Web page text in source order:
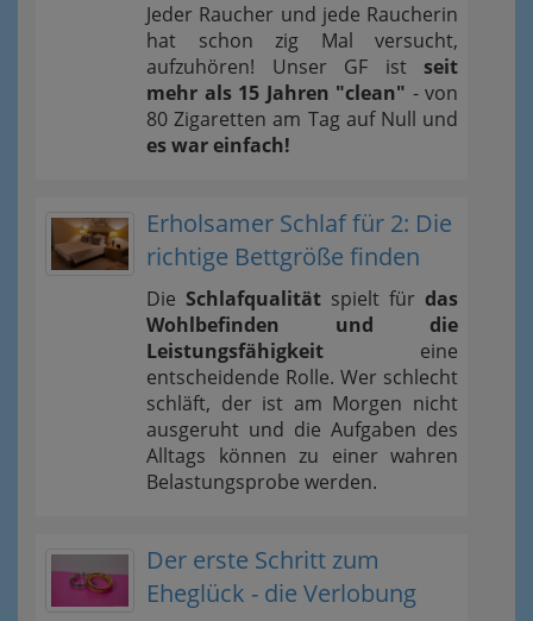
Jeder Raucher und jede Raucherin
hat schon zig Mal versucht,
aufzuhören! Unser GF ist seit
mehr als 15 Jahren "clean" - von
80 Zigaretten am Tag auf Null und
es war einfach!
Erholsamer Schlaf für 2: Die
richtige Bettgröße finden
Die Schlafqualität spielt für das
Wohlbefinden und die
Leistungsfähigkeit eine
entscheidende Rolle. Wer schlecht
schläft, der ist am Morgen nicht
ausgeruht und die Aufgaben des
Alltags können zu einer wahren
Belastungsprobe werden.
Der erste Schritt zum
Eheglück - die Verlobung